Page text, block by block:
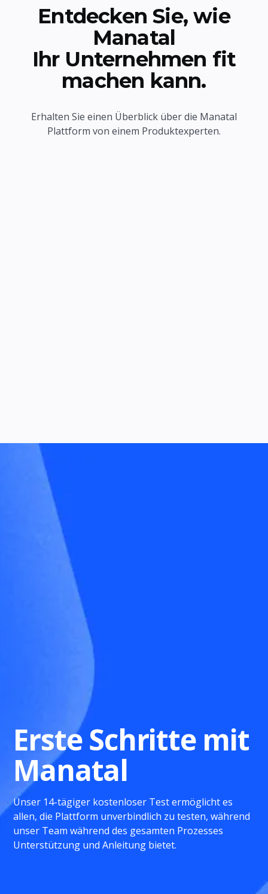
Entdecken Sie, wie
Manatal
Ihr Unternehmen fit
machen kann.
Erhalten Sie einen Überblick über die Manatal
Plattform von einem Produktexperten.
Erste Schritte mit
Manatal
Unser 14-tägiger kostenloser Test ermöglicht es
allen, die Plattform unverbindlich zu testen, während
unser Team während des gesamten Prozesses
Unterstützung und Anleitung bietet.